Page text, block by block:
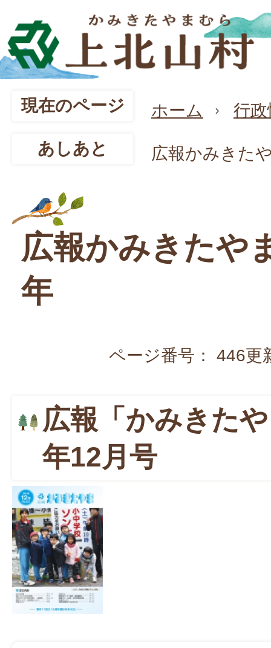
現在のページ ホーム 行
あしあと 広報かみきた
広報かみきたや
年
ページ番号： 446更
広報「かみきた
年12月号